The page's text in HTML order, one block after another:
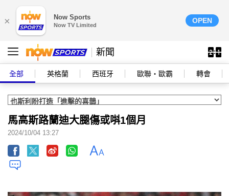
× Now Sports
Now TV Limited
OPEN
新聞
全部 英格蘭 西班牙 歐聯‧歐霸 轉會
馬高斯路蘭迪大腿傷或唞1個月
2024/10/04 13:27